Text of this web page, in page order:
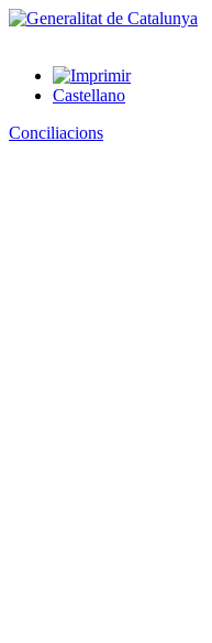
Castellano
Conciliacions